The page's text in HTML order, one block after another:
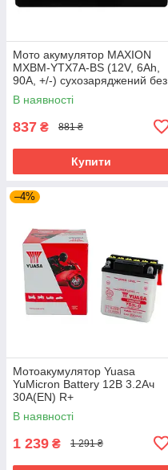
Мото акумулятор MAXION
MXBM-YTX7A-BS (12V, 6Ah,
90A, +/-) сухозаряджений без
електролiту (чорн/жовт)
В наявності
837 ₴ 881 ₴
Купити
–4%
Мотоакумулятор Yuasa
YuMicron Battery 12В 3.2Ач
30А(EN) R+
(сухозаряджений) YB3L-B
В наявності
1 239 ₴ 1 291 ₴